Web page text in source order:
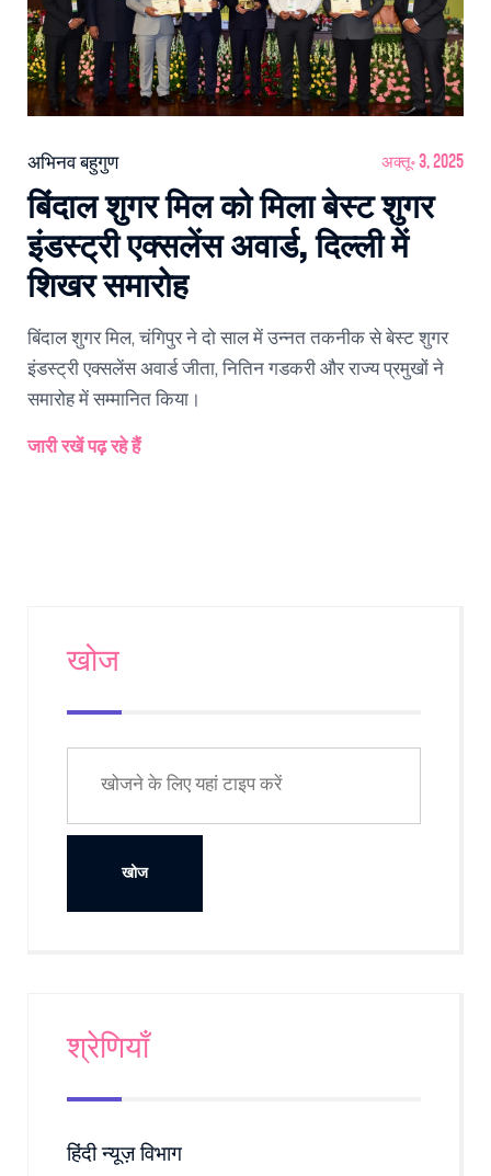
अभिनव बहुगुण अक्तू॰ 3, 2025
बिंदाल शुगर मिल को मिला बेस्ट शुगर
इंडस्ट्री एक्सलेंस अवार्ड, दिल्ली में
शिखर समारोह
बिंदाल शुगर मिल, चंगिपुर ने दो साल में उन्नत तकनीक से बेस्ट शुगर
इंडस्ट्री एक्सलेंस अवार्ड जीता, नितिन गडकरी और राज्य प्रमुखों ने
समारोह में सम्मानित किया।
जारी रखें पढ़ रहे हैं
खोज
श्रेणियाँ
हिंदी न्यूज़ विभाग